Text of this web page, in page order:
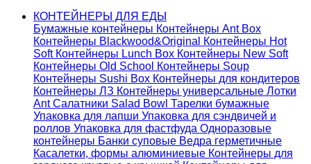
КОНТЕЙНЕРЫ ДЛЯ ЕДЫ
Бумажные контейнеры Контейнеры Ant Box
Контейнеры Blackwood&Original
Контейнеры Hot
Soft Контейнеры Lunch Box Контейнеры New Soft
Контейнеры Old School Контейнеры Soup
Контейнеры Sushi Box Контейнеры для кондитеров
Контейнеры ЛЗ Контейнеры универсальные Лотки
AntСалатники Salad Bowl Тарелки бумажные
Упаковка для лапши Упаковка для сэндвичей и
роллов Упаковка для фастфуда Одноразовые
контейнеры Банки суповые Ведра герметичные
Касалетки, формы алюминиевые Контейнеры для